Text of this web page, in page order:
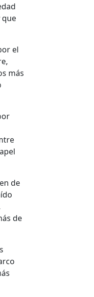
que
el
más
de
de